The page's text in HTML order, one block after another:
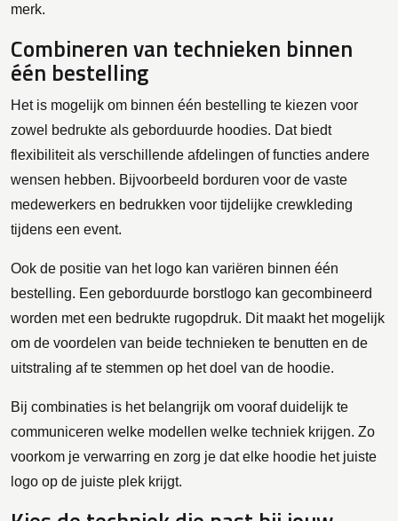
merk.
Combineren van technieken binnen
één bestelling
Het is mogelijk om binnen één bestelling te kiezen voor
zowel bedrukte als geborduurde hoodies. Dat biedt
flexibiliteit als verschillende afdelingen of functies andere
wensen hebben. Bijvoorbeeld borduren voor de vaste
medewerkers en bedrukken voor tijdelijke crewkleding
tijdens een event.
Ook de positie van het logo kan variëren binnen één
bestelling. Een geborduurde borstlogo kan gecombineerd
worden met een bedrukte rugopdruk. Dit maakt het mogelijk
om de voordelen van beide technieken te benutten en de
uitstraling af te stemmen op het doel van de hoodie.
Bij combinaties is het belangrijk om vooraf duidelijk te
communiceren welke modellen welke techniek krijgen. Zo
voorkom je verwarring en zorg je dat elke hoodie het juiste
logo op de juiste plek krijgt.